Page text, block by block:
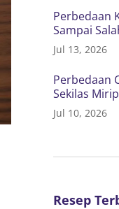
Perbedaan
Sampai
Jul 13, 2026
Perbedaan
Sekilas
Jul 10, 2026
Resep